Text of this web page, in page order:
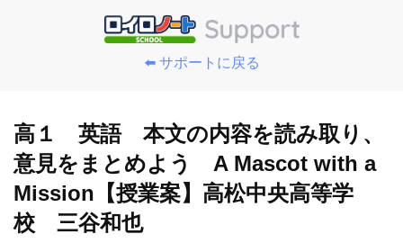
⬅️ サポートに戻る
高１ 英語 本文の内容を読み取り、
意見をまとめよう A Mascot with a
Mission【授業案】高松中央高等学
校 三谷和也